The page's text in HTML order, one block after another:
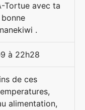
Tortue avec ta
.
à 22h28
de ces
alimentation,